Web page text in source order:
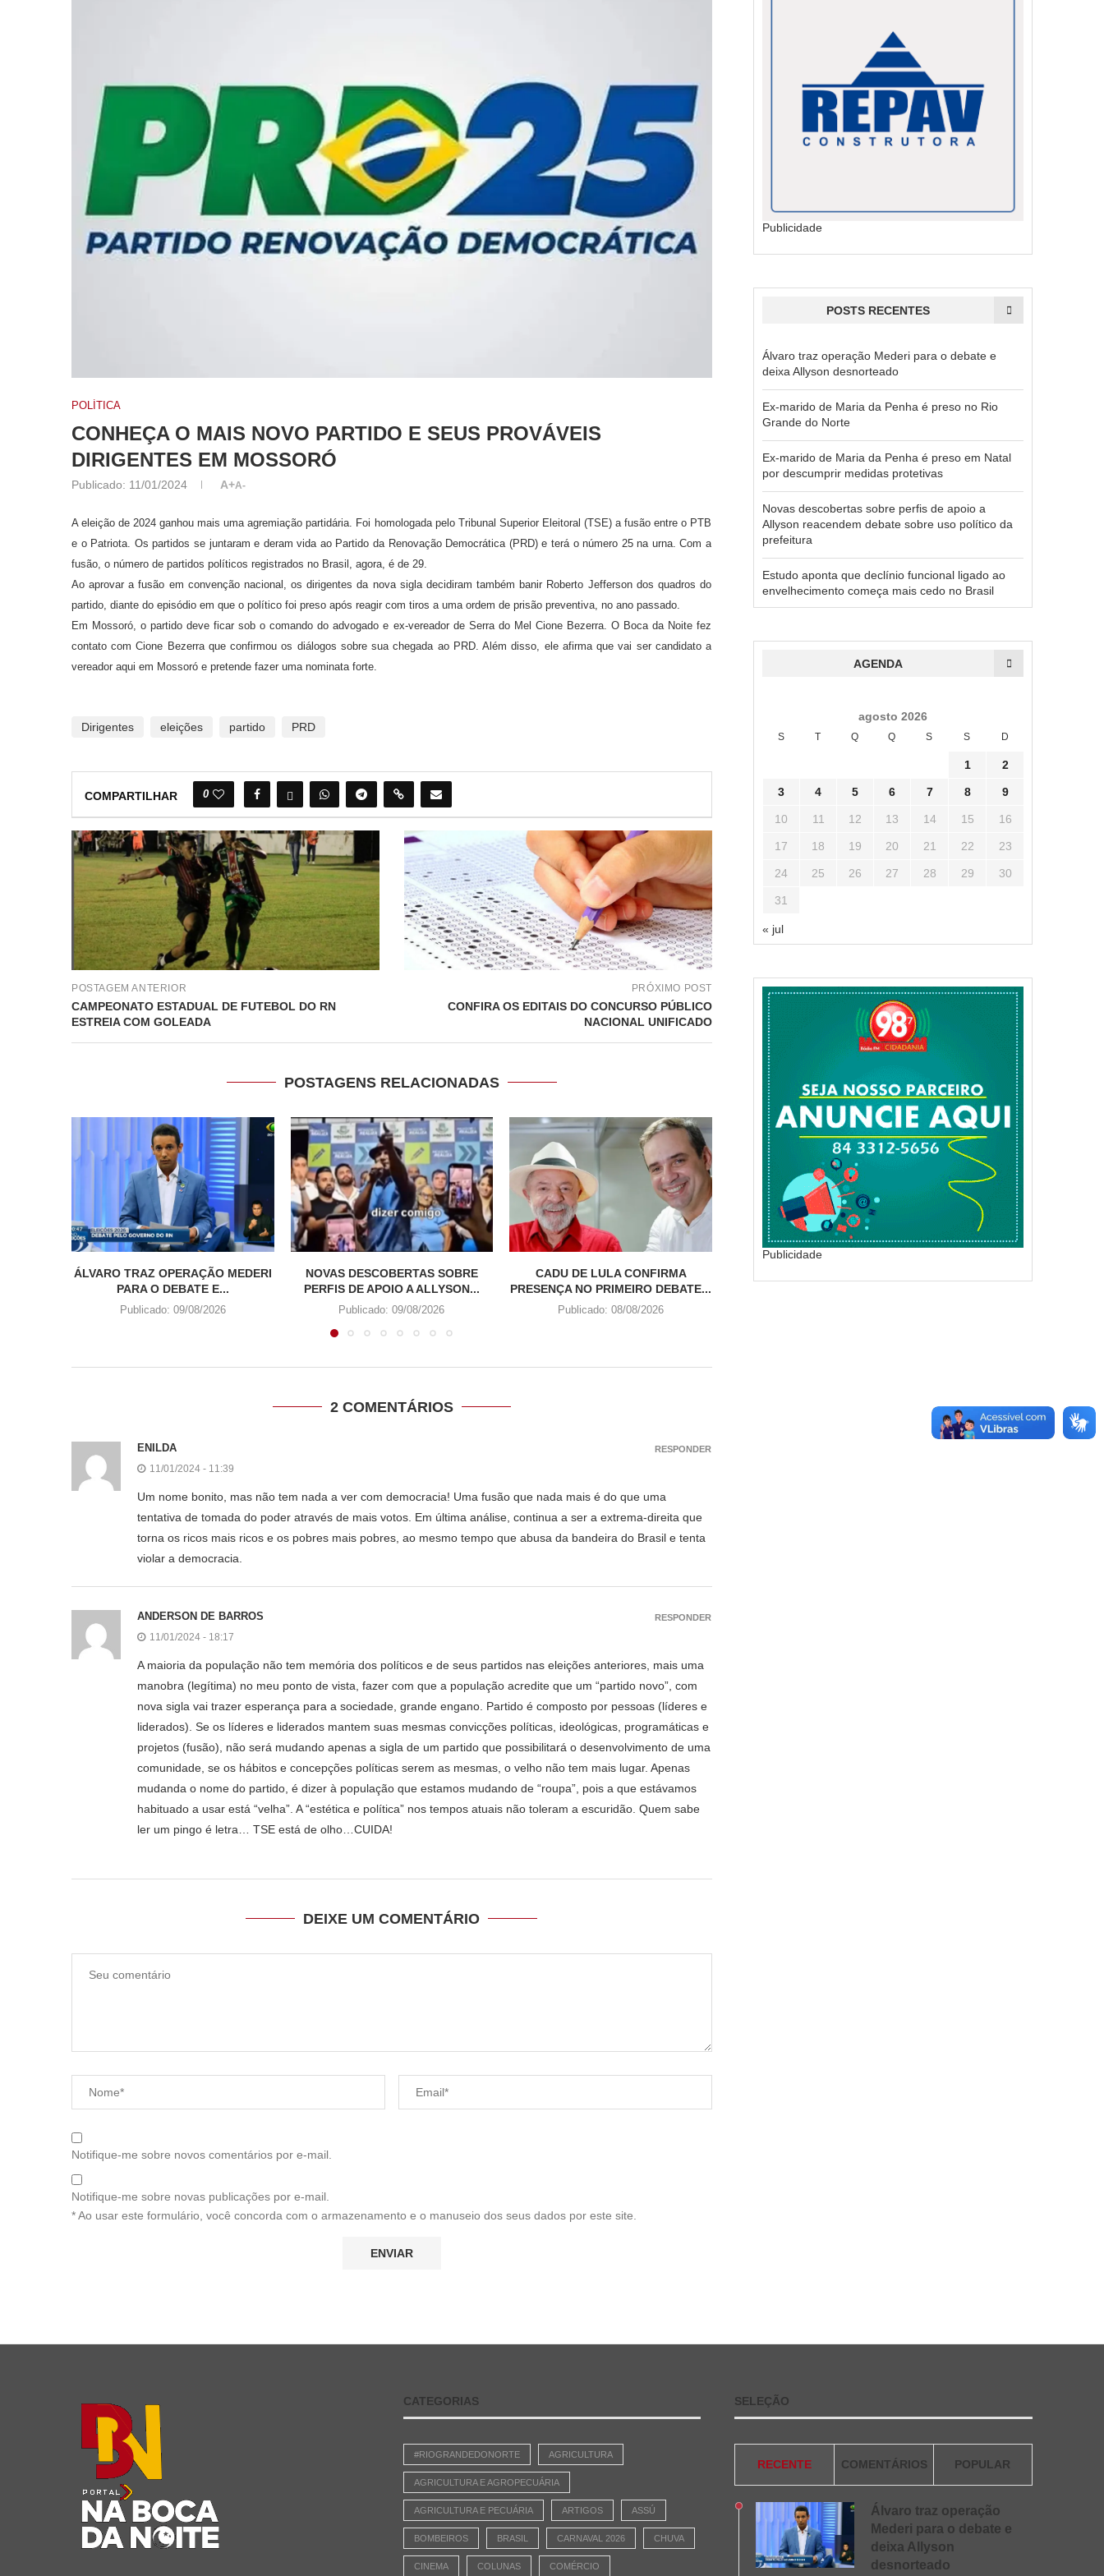
POLÍTICA
CONHEÇA O MAIS NOVO PARTIDO E SEUS PROVÁVEIS
DIRIGENTES EM MOSSORÓ
Publicado: 11/01/2024 A+A-
A eleição de 2024 ganhou mais uma agremiação partidária. Foi homologada pelo Tribunal Superior Eleitoral (TSE) a fusão entre o PTB
e o Patriota. Os partidos se juntaram e deram vida ao Partido da Renovação Democrática (PRD) e terá o número 25 na urna. Com a
fusão, o número de partidos políticos registrados no Brasil, agora, é de 29.
Ao aprovar a fusão em convenção nacional, os dirigentes da nova sigla decidiram também banir Roberto Jefferson dos quadros do
partido, diante do episódio em que o político foi preso após reagir com tiros a uma ordem de prisão preventiva, no ano passado.
Em Mossoró, o partido deve ficar sob o comando do advogado e ex-vereador de Serra do Mel Cione Bezerra. O Boca da Noite fez
contato com Cione Bezerra que confirmou os diálogos sobre sua chegada ao PRD. Além disso, ele afirma que vai ser candidato a
vereador aqui em Mossoró e pretende fazer uma nominata forte.
Dirigentes eleições partido PRD
COMPARTILHAR 0
POSTAGEM ANTERIOR
CAMPEONATO ESTADUAL DE FUTEBOL DO RN
ESTREIA COM GOLEADA
PRÓXIMO POST
CONFIRA OS EDITAIS DO CONCURSO PÚBLICO
NACIONAL UNIFICADO
POSTAGENS RELACIONADAS
ÁLVARO TRAZ OPERAÇÃO MEDERI
PARA O DEBATE E...
Publicado: 09/08/2026
NOVAS DESCOBERTAS SOBRE
PERFIS DE APOIO A ALLYSON...
Publicado: 09/08/2026
CADU DE LULA CONFIRMA
PRESENÇA NO PRIMEIRO DEBATE...
Publicado: 08/08/2026
2 COMENTÁRIOS
ENILDA
11/01/2024 - 11:39
Um nome bonito, mas não tem nada a ver com democracia! Uma fusão que nada mais é do que uma
tentativa de tomada do poder através de mais votos. Em última análise, continua a ser a extrema-direita que
torna os ricos mais ricos e os pobres mais pobres, ao mesmo tempo que abusa da bandeira do Brasil e tenta
violar a democracia.
RESPONDER
ANDERSON DE BARROS
11/01/2024 - 18:17
A maioria da população não tem memória dos políticos e de seus partidos nas eleições anteriores, mais uma
manobra (legítima) no meu ponto de vista, fazer com que a população acredite que um “partido novo”, com
nova sigla vai trazer esperança para a sociedade, grande engano. Partido é composto por pessoas (líderes e
liderados). Se os líderes e liderados mantem suas mesmas convicções políticas, ideológicas, programáticas e
projetos (fusão), não será mudando apenas a sigla de um partido que possibilitará o desenvolvimento de uma
comunidade, se os hábitos e concepções políticas serem as mesmas, o velho não tem mais lugar. Apenas
mudanda o nome do partido, é dizer à população que estamos mudando de “roupa”, pois a que estávamos
habituado a usar está “velha”. A “estética e política” nos tempos atuais não toleram a escuridão. Quem sabe
ler um pingo é letra… TSE está de olho…CUIDA!
RESPONDER
DEIXE UM COMENTÁRIO
Notifique-me sobre novos comentários por e-mail.
Notifique-me sobre novas publicações por e-mail.
* Ao usar este formulário, você concorda com o armazenamento e o manuseio dos seus dados por este site.
Publicidade
POSTS RECENTES
Álvaro traz operação Mederi para o debate e
deixa Allyson desnorteado
Ex-marido de Maria da Penha é preso no Rio
Grande do Norte
Ex-marido de Maria da Penha é preso em Natal
por descumprir medidas protetivas
Novas descobertas sobre perfis de apoio a
Allyson reacendem debate sobre uso político da
prefeitura
Estudo aponta que declínio funcional ligado ao
envelhecimento começa mais cedo no Brasil
AGENDA
agosto 2026
S T Q Q S S D
1 2
3 4 5 6 7 8 9
10 11 12 13 14 15 16
17 18 19 20 21 22 23
24 25 26 27 28 29 30
31
« jul
Publicidade
CATEGORIAS
#RIOGRANDEDONORTE AGRICULTURA
AGRICULTURA E AGROPECUÁRIA
AGRICULTURA E PECUÁRIA ARTIGOS ASSÚ
BOMBEIROS BRASIL CARNAVAL 2026 CHUVA
CINEMA COLUNAS COMÉRCIO
SELEÇÃO
RECENTE COMENTÁRIOS POPULAR
Álvaro traz operação
Mederi para o debate e
deixa Allyson
desnorteado